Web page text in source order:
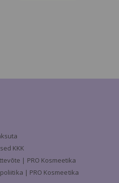
KKK
| PRO Kosmeetika
| PRO Kosmeetika